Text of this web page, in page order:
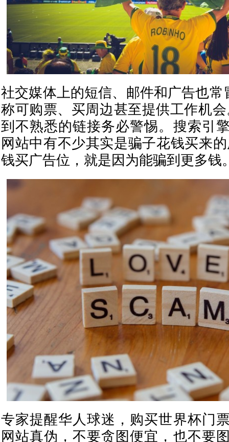
社交媒体上的短信、邮件和广告也常
称可购票、买周边甚至提供工作机
到不熟悉的链接务必警惕。搜索引
网站中有不少其实是骗子花钱买来
钱买广告位，就是因为能骗到更多钱
专家提醒华人球迷，购买世界杯门
网站真伪，不要贪图便宜，也不要